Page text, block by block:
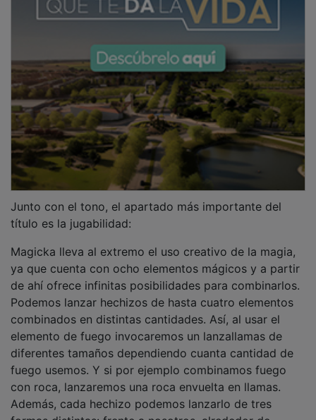
título es la jugabilidad:
ya que cuenta con ocho elementos mágicos y a partir
de ahí ofrece infinitas posibilidades para combinarlos.
Podemos lanzar hechizos de hasta cuatro elementos
combinados en distintas cantidades. Así, al usar el
elemento de fuego invocaremos un lanzallamas de
diferentes tamaños dependiendo cuanta cantidad de
fuego usemos. Y si por ejemplo combinamos fuego
con roca, lanzaremos una roca envuelta en llamas.
Además, cada hechizo podemos lanzarlo de tres
formas distintas: frente a nosotros, alrededor de